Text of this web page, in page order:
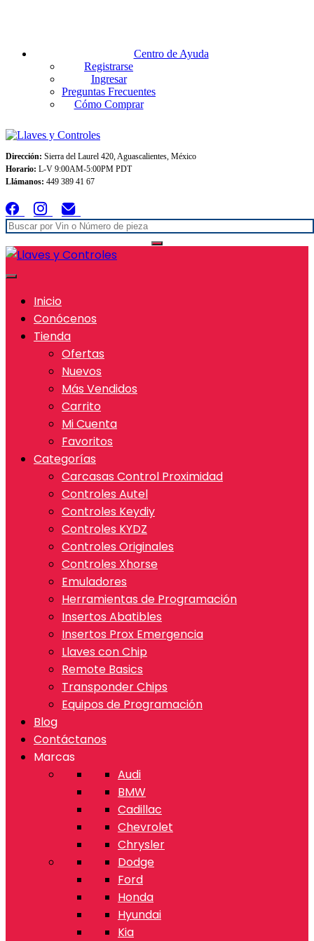
Centro de Ayuda
Registrarse
Ingresar
Preguntas Frecuentes
Cómo Comprar
Dirección: Sierra del Laurel 420, Aguascalientes, México
Horario: L-V 9:00AM-5:00PM PDT
Llámanos: 449 389 41 67
Inicio
Conócenos
Tienda
Ofertas
Nuevos
Más Vendidos
Carrito
Mi Cuenta
Favoritos
Categorías
Carcasas Control Proximidad
Controles Autel
Controles Keydiy
Controles KYDZ
Controles Originales
Controles Xhorse
Emuladores
Herramientas de Programación
Insertos Abatibles
Insertos Prox Emergencia
Llaves con Chip
Remote Basics
Transponder Chips
Equipos de Programación
Blog
Contáctanos
Marcas
Audi
BMW
Cadillac
Chevrolet
Chrysler
Dodge
Ford
Honda
Hyundai
Kia